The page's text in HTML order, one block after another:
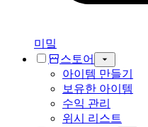
미밐
스토어
아이템 만들기
보유한 아이템
수익 관리
위시 리스트